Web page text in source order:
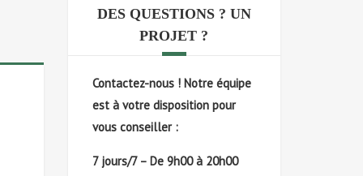
DES QUESTIONS ? UN
PROJET ?
Contactez-nous ! Notre équipe
est à votre disposition pour
vous conseiller :
7 jours/7 – De 9h00 à 20h00